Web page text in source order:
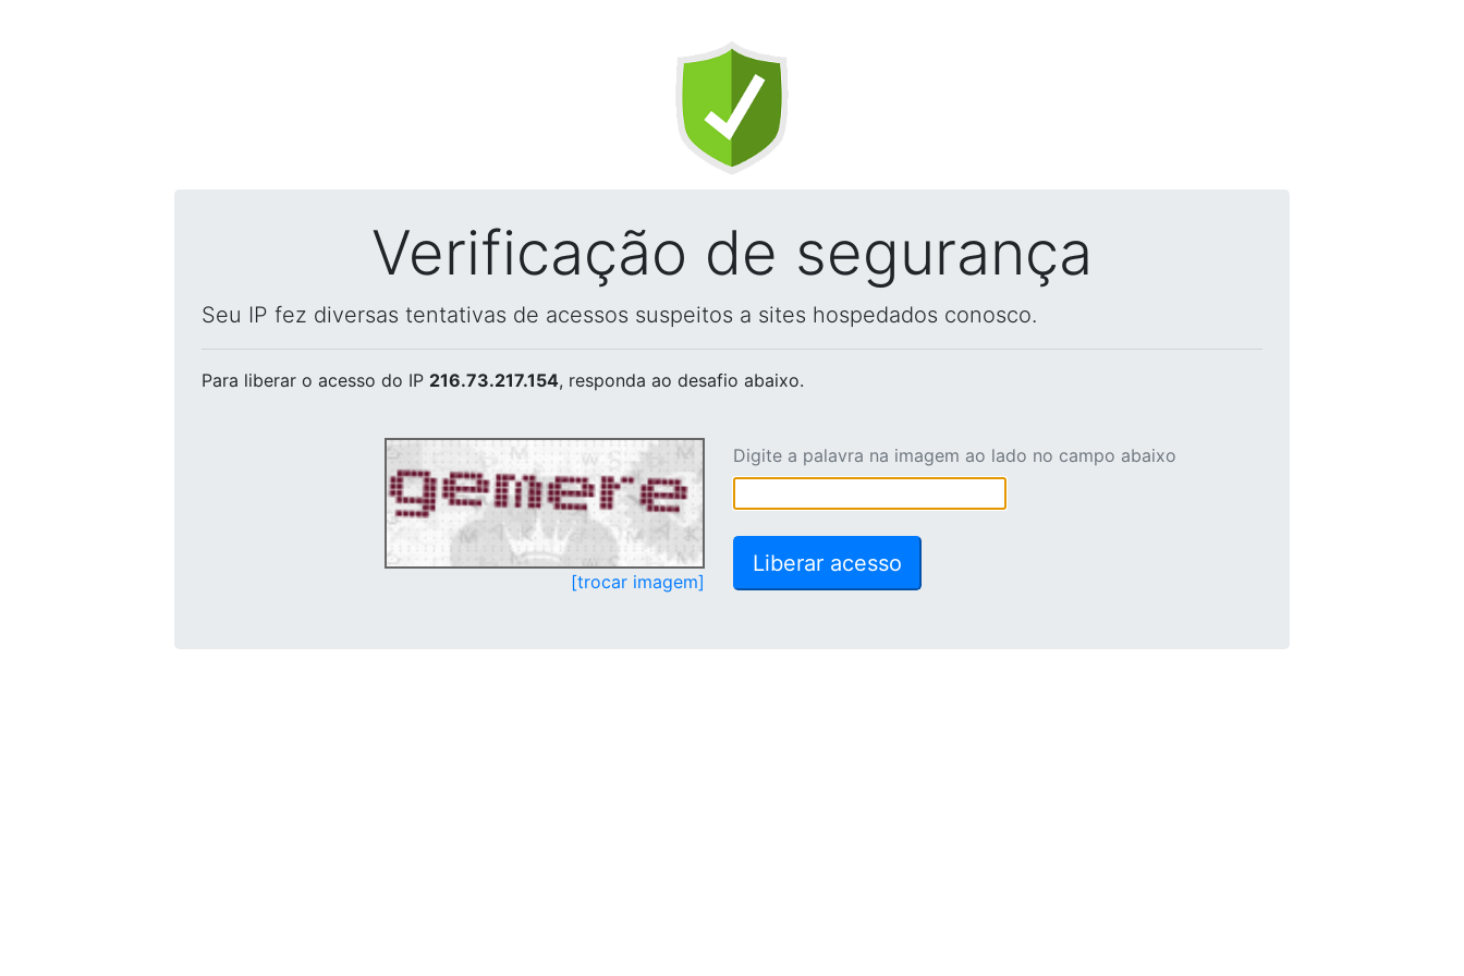
Verificação de segurança
Seu IP fez diversas tentativas de acessos suspeitos a sites hospedados conosco.
Para liberar o acesso do IP 216.73.217.154, responda ao desafio abaixo.
[trocar imagem]
Digite a palavra na imagem ao lado no campo abaixo